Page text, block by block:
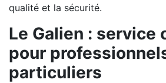
qualité et la sécurité.
Le Galien : service
pour
particuliers